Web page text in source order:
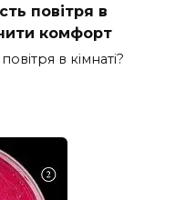
повітря в
комфорт
в кімнаті?